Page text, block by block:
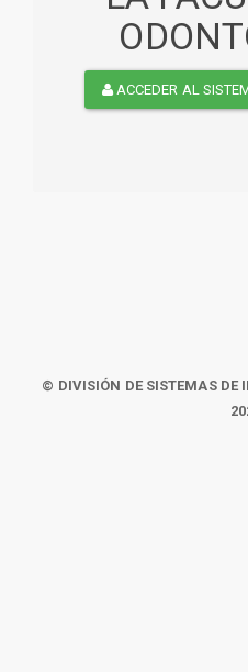
ACCEDER AL
© DIVISIÓN DE SISTEMAS DE